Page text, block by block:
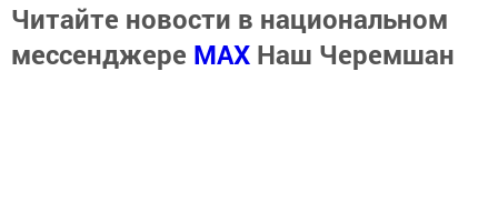
Читайте новости в национальном
мессенджере MАХ Наш Черемшан